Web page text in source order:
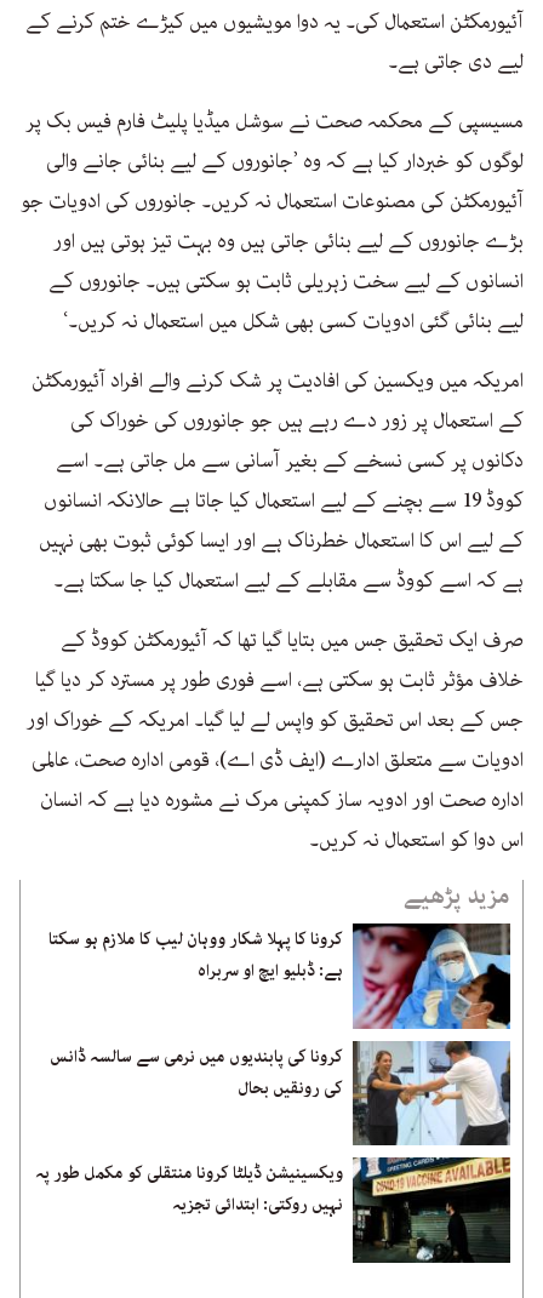
آئیورمکٹن استعمال کی۔ یہ دوا مویشیوں میں کیڑے ختم کرنے کے
لیے دی جاتی ہے۔
مسیسپی کے محکمہ صحت نے سوشل میڈیا پلیٹ فارم فیس بک پر
لوگوں کو خبردار کیا ہے کہ وہ ’جانوروں کے لیے بنائی جانے والی
آئیورمکٹن کی مصنوعات استعمال نہ کریں۔ جانوروں کی ادویات جو
بڑے جانوروں کے لیے بنائی جاتی ہیں وہ بہت تیز ہوتی ہیں اور
انسانوں کے لیے سخت زہریلی ثابت ہو سکتی ہیں۔ جانوروں کے
لیے بنائی گئی ادویات کسی بھی شکل میں استعمال نہ کریں۔‘
امریکہ میں ویکسین کی افادیت پر شک کرنے والے افراد آئیورمکٹن
کے استعمال پر زور دے رہے ہیں جو جانوروں کی خوراک کی
دکانوں پر کسی نسخے کے بغیر آسانی سے مل جاتی ہے۔ اسے
کووڈ 19 سے بچنے کے لیے استعمال کیا جاتا ہے حالانکہ انسانوں
کے لیے اس کا استعمال خطرناک ہے اور ایسا کوئی ثبوت بھی نہیں
ہے کہ اسے کووڈ سے مقابلے کے لیے استعمال کیا جا سکتا ہے۔
صرف ایک تحقیق جس میں بتایا گیا تھا کہ آئیورمکٹن کووڈ کے
خلاف مؤثر ثابت ہو سکتی ہے، اسے فوری طور پر مسترد کر دیا گیا
جس کے بعد اس تحقیق کو واپس لے لیا گیا۔ امریکہ کے خوراک اور
ادویات سے متعلق ادارے (ایف ڈی اے)، قومی ادارہ صحت، عالمی
ادارہ صحت اور ادویہ ساز کمپنی مرک نے مشورہ دیا ہے کہ انسان
اس دوا کو استعمال نہ کریں۔
مزید پڑھیے
کرونا کا پہلا شکار ووہان لیب کا ملازم ہو سکتا
ہے: ڈبلیو ایچ او سربراہ
کرونا کی پابندیوں میں نرمی سے سالسہ ڈانس
کی رونقیں بحال
ویکسینیشن ڈیلٹا کرونا منتقلی کو مکمل طور پہ
نہیں روکتی: ابتدائی تجزیہ